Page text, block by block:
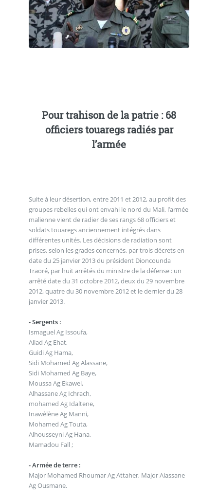
Pour trahison de la patrie : 68
officiers touaregs radiés par
l’armée
Suite à leur désertion, entre 2011 et 2012, au profit des
groupes rebelles qui ont envahi le nord du Mali, l’armée
malienne vient de radier de ses rangs 68 officiers et
soldats touaregs anciennement intégrés dans
différentes unités. Les décisions de radiation sont
prises, selon les grades concernés, par trois décrets en
date du 25 janvier 2013 du président Dioncounda
Traoré, par huit arrêtés du ministre de la défense : un
arrêté date du 31 octobre 2012, deux du 29 novembre
2012, quatre du 30 novembre 2012 et le dernier du 28
janvier 2013.
- Sergents :
Ismaguel Ag Issoufa,
Allad Ag Ehat,
Guidi Ag Hama,
Sidi Mohamed Ag Alassane,
Sidi Mohamed Ag Baye,
Moussa Ag Ekawel,
Alhassane Ag Ichrach,
mohamed Ag Idaltene,
Inawèlène Ag Manni,
Mohamed Ag Touta,
Alhousseyni Ag Hana,
Mamadou Fall ;
- Armée de terre :
Major Mohamed Rhoumar Ag Attaher, Major Alassane
Ag Ousmane.